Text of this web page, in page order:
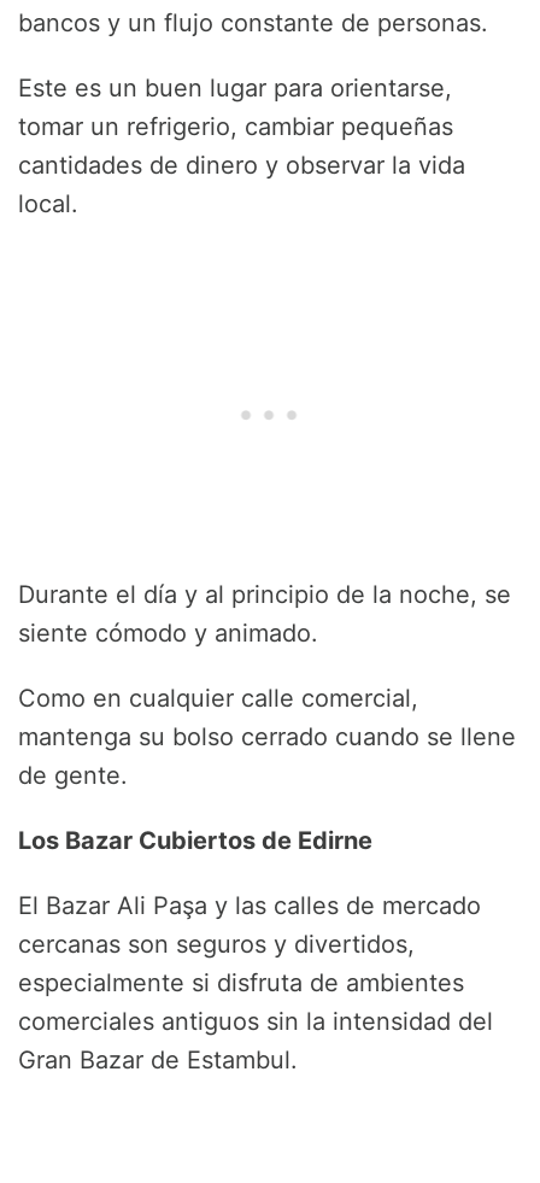
bancos y un flujo constante de personas.
Este es un buen lugar para orientarse,
tomar un refrigerio, cambiar pequeñas
cantidades de dinero y observar la vida
local.
Durante el día y al principio de la noche, se
siente cómodo y animado.
Como en cualquier calle comercial,
mantenga su bolso cerrado cuando se llene
de gente.
Los Bazar Cubiertos de Edirne
El Bazar Ali Paşa y las calles de mercado
cercanas son seguros y divertidos,
especialmente si disfruta de ambientes
comerciales antiguos sin la intensidad del
Gran Bazar de Estambul.